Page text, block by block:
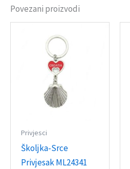
Povezani proizvodi
Privjesci
Školjka-Srce
Privjesak ML24341